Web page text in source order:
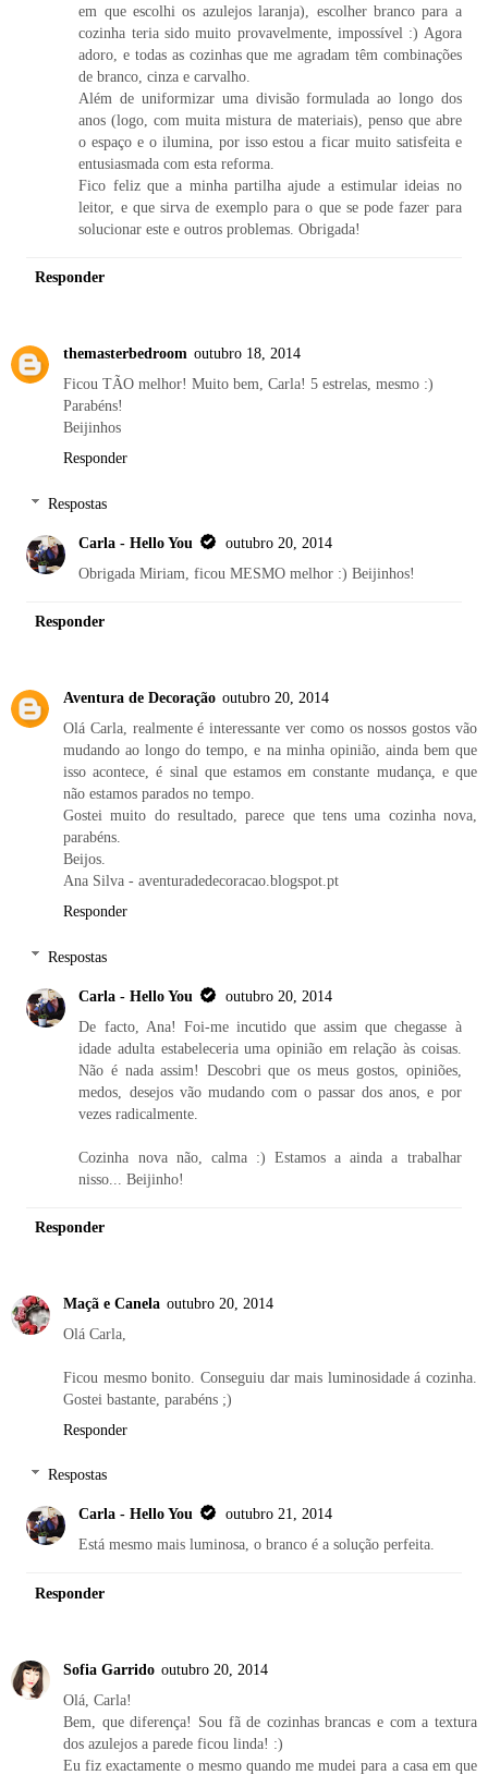
em que escolhi os azulejos laranja), escolher branco para a
cozinha teria sido muito provavelmente, impossível :) Agora
adoro, e todas as cozinhas que me agradam têm combinações
de branco, cinza e carvalho.
Além de uniformizar uma divisão formulada ao longo dos
anos (logo, com muita mistura de materiais), penso que abre
o espaço e o ilumina, por isso estou a ficar muito satisfeita e
entusiasmada com esta reforma.
Fico feliz que a minha partilha ajude a estimular ideias no
leitor, e que sirva de exemplo para o que se pode fazer para
solucionar este e outros problemas. Obrigada!
Responder
themasterbedroom outubro 18, 2014
Ficou TÃO melhor! Muito bem, Carla! 5 estrelas, mesmo :)
Parabéns!
Beijinhos
Responder
Respostas
Carla - Hello You
outubro 20, 2014
Obrigada Miriam, ficou MESMO melhor :) Beijinhos!
Responder
Aventura de Decoração outubro 20, 2014
Olá Carla, realmente é interessante ver como os nossos gostos vão
mudando ao longo do tempo, e na minha opinião, ainda bem que
isso acontece, é sinal que estamos em constante mudança, e que
não estamos parados no tempo.
Gostei muito do resultado, parece que tens uma cozinha nova,
parabéns.
Beijos.
Ana Silva - aventuradedecoracao.blogspot.pt
Responder
Respostas
Carla - Hello You
outubro 20, 2014
De facto, Ana! Foi-me incutido que assim que chegasse à
idade adulta estabeleceria uma opinião em relação às coisas.
Não é nada assim! Descobri que os meus gostos, opiniões,
medos, desejos vão mudando com o passar dos anos, e por
vezes radicalmente.
Cozinha nova não, calma :) Estamos a ainda a trabalhar
nisso... Beijinho!
Responder
Maçã e Canela outubro 20, 2014
Olá Carla,
Ficou mesmo bonito. Conseguiu dar mais luminosidade á cozinha.
Gostei bastante, parabéns ;)
Responder
Respostas
Carla - Hello You
outubro 21, 2014
Está mesmo mais luminosa, o branco é a solução perfeita.
Responder
Sofia Garrido outubro 20, 2014
Olá, Carla!
Bem, que diferença! Sou fã de cozinhas brancas e com a textura
dos azulejos a parede ficou linda! :)
Eu fiz exactamente o mesmo quando me mudei para a casa em que